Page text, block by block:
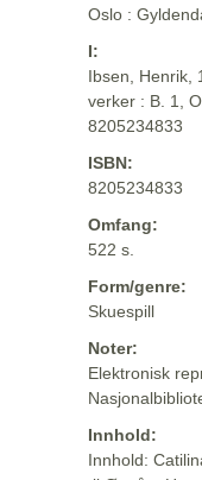
Oslo :
I:
Ibsen, Henrik,
verker : B. 1,
8205234833
ISBN:
8205234833
Omfang:
522 s.
Form/genre:
Skuespill
Noter:
Elektronisk
Innhold:
Innhold: